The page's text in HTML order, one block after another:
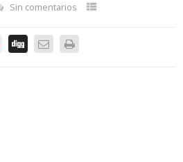
Sin comentarios